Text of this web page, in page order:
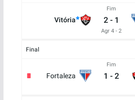
Vitória
Fim
2 - 1
Agr 4 - 2
Final
Fortaleza
Fim
1 - 2